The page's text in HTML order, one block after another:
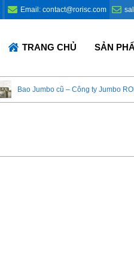
Email: contact@rorisc.com
Primary
TRANG CHỦ SẢN
Bao Jumbo cũ – Công ty Jumbo